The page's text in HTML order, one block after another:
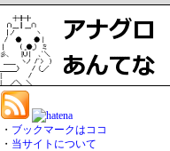
・ ブックマークはココ
・ 当サイトについて